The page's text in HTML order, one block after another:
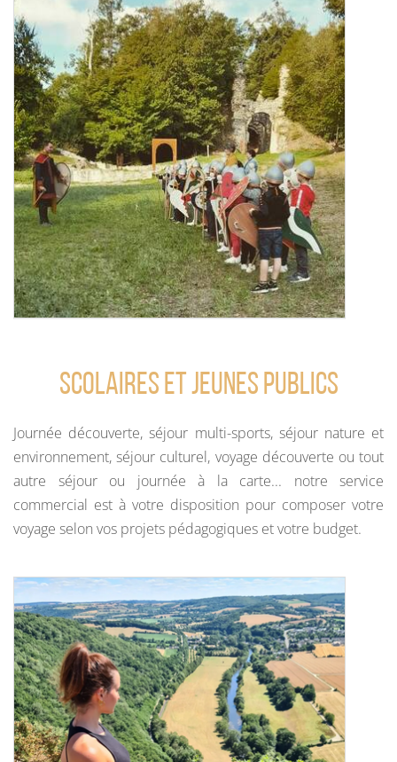
Scolaires et jeunes publics
Journée découverte, séjour multi-sports, séjour nature et
environnement, séjour culturel, voyage découverte ou tout
autre séjour ou journée à la carte... notre service
commercial est à votre disposition pour composer votre
voyage selon vos projets pédagogiques et votre budget.